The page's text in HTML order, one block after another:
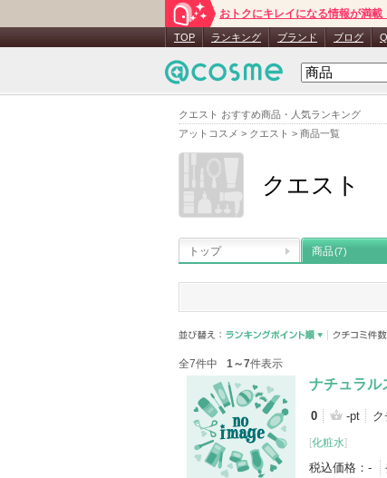
クエスト おすすめ商品・人気ランキング
アットコスメ > クエスト > 商品一覧
おトクにキレイになる情報が満載
TOP ランキング ブランド ブログ
クエスト
トップ 商品(7)
全7件中 1～7件表示
ナチュラル
0 -pt ク
[化粧水]
税込価格： -